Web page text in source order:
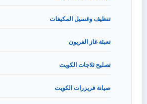
تنظيف وغسيل المكيفات
تعبئة غاز الفريون
تصليح ثلاجات الكويت
صيانة فريزرات الكويت